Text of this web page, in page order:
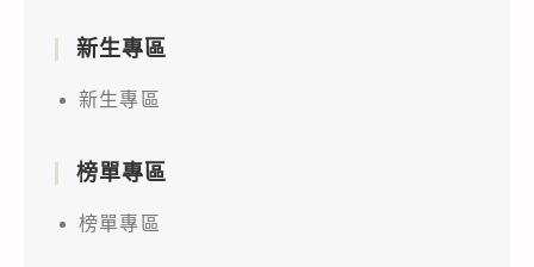
新生專區
新生專區
榜單專區
榜單專區